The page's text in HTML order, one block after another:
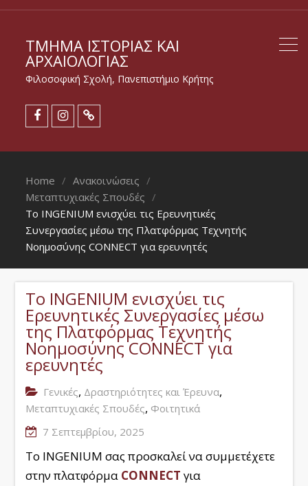
ΤΜΉΜΑ ΙΣΤΟΡΊΑΣ ΚΑΙ
ΑΡΧΑΙΟΛΟΓΊΑΣ
Φιλοσοφική Σχολή, Πανεπιστήμιο Κρήτης
Home
Ανακοινώσεις
Μεταπτυχιακές Σπουδές
Το INGENIUΜ ενισχύει τις Ερευνητικές
Συνεργασίες μέσω της Πλατφόρμας Τεχνητής
Νοημοσύνης CONNECT για ερευνητές
Το INGENIUΜ ενισχύει τις
Ερευνητικές Συνεργασίες μέσω
της Πλατφόρμας Τεχνητής
Νοημοσύνης CONNECT για
ερευνητές
Γενικές, Δραστηριότητες και Έρευνα,
Μεταπτυχιακές Σπουδές, Φοιτητικά
7 Σεπτεμβρίου, 2025
Το INGENIUM σας προσκαλεί να συμμετέχετε
στην πλατφόρμα CONNECT για